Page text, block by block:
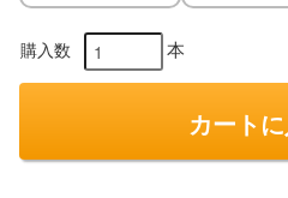
購入数 本
カート